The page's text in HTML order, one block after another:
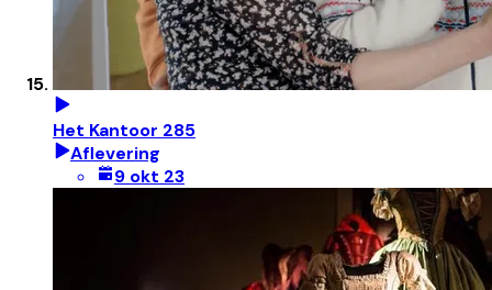
Het Kantoor 285
Aflevering
9 okt 23